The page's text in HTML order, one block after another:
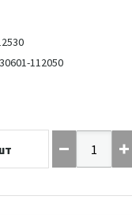
30601-112050